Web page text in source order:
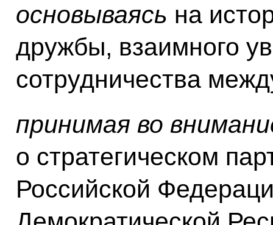
основываясь на
дружбы, взаимного
сотрудничества
принимая во
о стратегическом
Российской